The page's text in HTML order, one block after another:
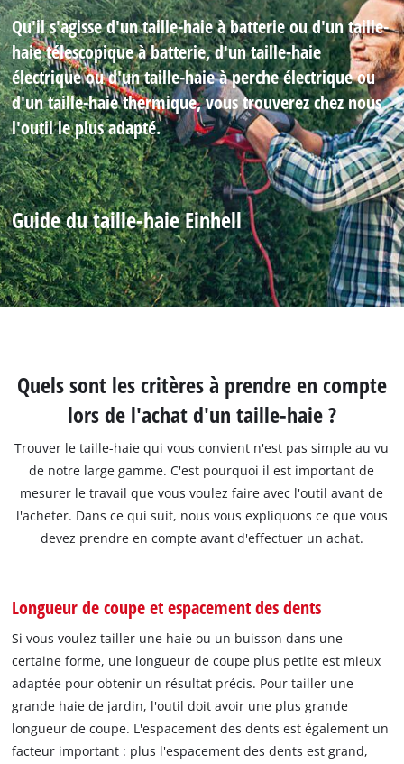
Qu'il s'agisse d'un taille-haie à batterie ou d'un taille-
haie télescopique à batterie, d'un taille-haie
électrique ou d'un taille-haie à perche électrique ou
d'un taille-haie thermique, vous trouverez chez nous
l'outil le plus adapté.
Guide du taille-haie Einhell
Quels sont les critères à prendre en compte
lors de l'achat d'un taille-haie ?
Trouver le taille-haie qui vous convient n'est pas simple au vu
de notre large gamme. C'est pourquoi il est important de
mesurer le travail que vous voulez faire avec l'outil avant de
l'acheter. Dans ce qui suit, nous vous expliquons ce que vous
devez prendre en compte avant d'effectuer un achat.
Longueur de coupe et espacement des dents
Si vous voulez tailler une haie ou un buisson dans une
certaine forme, une longueur de coupe plus petite est mieux
adaptée pour obtenir un résultat précis. Pour tailler une
grande haie de jardin, l'outil doit avoir une plus grande
longueur de coupe. L'espacement des dents est également un
facteur important : plus l'espacement des dents est grand,